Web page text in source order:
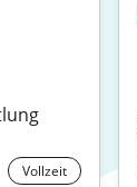
Vollzeit